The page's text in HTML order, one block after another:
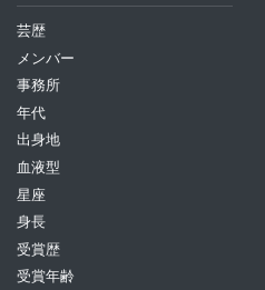
芸歴
メンバー
事務所
年代
出身地
血液型
星座
身長
受賞歴
受賞年齢